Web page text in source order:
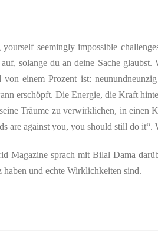
yourself seemingly impossible
solange du an deine Sache
von einem Prozent ist:
erschöpft. Die Energie, die Kraft
Träume zu verwirklichen, in einen
are against you, you should still do
Magazine sprach mit Bilal Dama
haben und echte Wirklichkeiten sind.